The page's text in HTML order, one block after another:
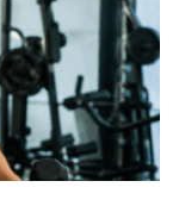
en infusión